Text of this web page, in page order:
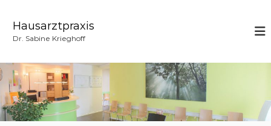
h
a
t
s
Hausarztpraxis
Dr. Sabine Krieghoff